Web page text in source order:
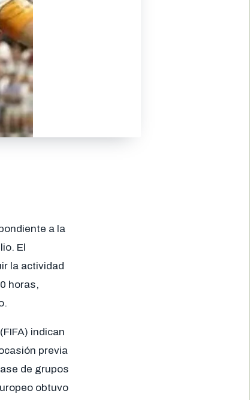
a la
El
la actividad
horas,
indican
previa
de grupos
obtuvo